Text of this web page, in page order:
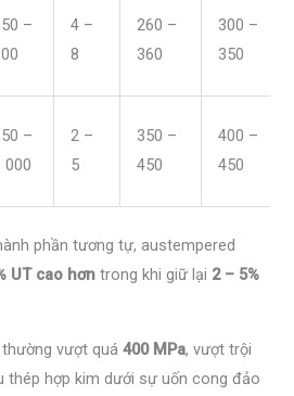
–
4 –
8
260 –
360
300 –
350
–
000
2 –
5
350 –
450
400 –
450
phần tương tự, austempered
UT cao hơn trong khi giữ lại 2 – 5%
vượt quá400 MPa, vượt trội
thép hợp kim dưới sự uốn cong đảo